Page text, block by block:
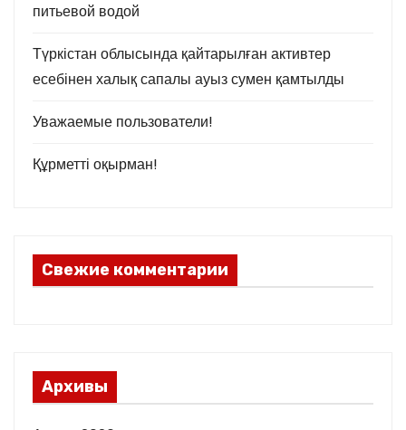
п
и
с
е
й
питьевой водой
Түркістан облысында қайтарылған активтер
есебінен халық сапалы ауыз сумен қамтылды
Уважаемые пользователи!
Құрметті оқырман!
Свежие комментарии
Архивы